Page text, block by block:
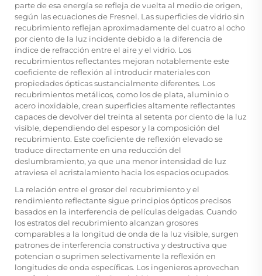
parte de esa energía se refleja de vuelta al medio de origen,
según las ecuaciones de Fresnel. Las superficies de vidrio sin
recubrimiento reflejan aproximadamente del cuatro al ocho
por ciento de la luz incidente debido a la diferencia de
índice de refracción entre el aire y el vidrio. Los
recubrimientos reflectantes mejoran notablemente este
coeficiente de reflexión al introducir materiales con
propiedades ópticas sustancialmente diferentes. Los
recubrimientos metálicos, como los de plata, aluminio o
acero inoxidable, crean superficies altamente reflectantes
capaces de devolver del treinta al setenta por ciento de la luz
visible, dependiendo del espesor y la composición del
recubrimiento. Este coeficiente de reflexión elevado se
traduce directamente en una reducción del
deslumbramiento, ya que una menor intensidad de luz
atraviesa el acristalamiento hacia los espacios ocupados.
La relación entre el grosor del recubrimiento y el
rendimiento reflectante sigue principios ópticos precisos
basados en la interferencia de películas delgadas. Cuando
los estratos del recubrimiento alcanzan grosores
comparables a la longitud de onda de la luz visible, surgen
patrones de interferencia constructiva y destructiva que
potencian o suprimen selectivamente la reflexión en
longitudes de onda específicas. Los ingenieros aprovechan